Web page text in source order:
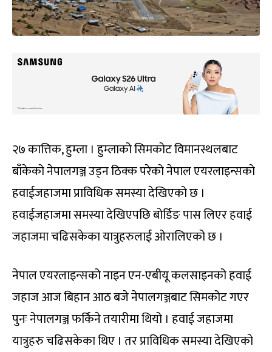
२७ कात्तिक, हुम्ला । हुम्लाको सिमकोट विमानस्थलबाट
बाँकेको नेपालगञ्ज उड्न ठिक्क परेको नेपाल एयरलाइन्सको
हवाईजहाजमा प्राविधिक समस्या देखिएको छ ।
हवाईजहाजमा समस्या देखिएपछि बोर्डिङ पास लिएर हवाई
जहाजमा चढिसकेका यात्रुहरुलाई ओरालिएको छ ।
नेपाल एयरलाइन्सको नाइन एन-एबीयू कलसाइनको हवाई
जहाज आज बिहान आठ बजे नेपालगञ्जबाट सिमकोट गएर
पुनः नेपालगञ्ज फर्किने तयारीमा थियो । हवाई जहाजमा
यात्रुहरु चढिसकेका थिए । तर प्राविधिक समस्या देखिएको